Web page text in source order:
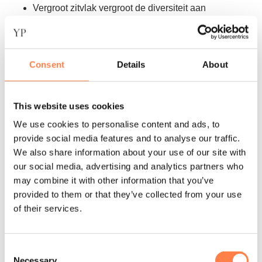
Consent Details About
This website uses cookies
We use cookies to personalise content and ads, to
provide social media features and to analyse our traffic.
We also share information about your use of our site with
our social media, advertising and analytics partners who
may combine it with other information that you’ve
provided to them or that they’ve collected from your use
of their services.
Vergroot zitvlak vergroot de diversiteit aan
Cactus veerbevestigingssysteem voor eenvoudige,
Twee zwarte veren (zwaar) zijn instelbaar op 8
weerstand dan andere stoelen;
Instelbaar op combinaties van 20
weerstandsinstellingen;
Lichtgewicht, stabiel en draagbaar;
Optionele weerstandskits voor training van het
hele lichaam (apart verkrijgbaar);